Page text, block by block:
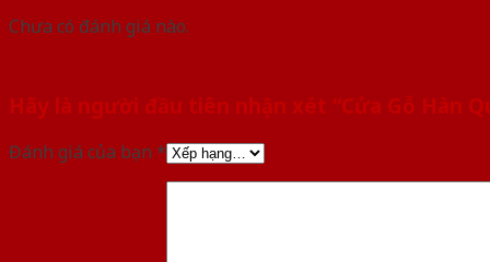
Chưa có đánh giá nào.
Hãy là người đầu tiên nhận xét “Cửa Gỗ Hàn
Đánh giá của bạn *